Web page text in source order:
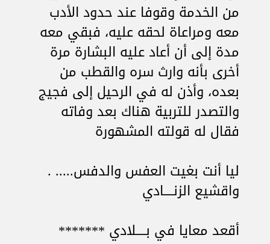
من الخدمة وقوفا عند حدود الأدب
معه ومراعاة لحقه عليه، فبقي معه
مدة إلى أن أعاد عليه البشارة مرة
أخرى بأنه وارث سره والقطب من
بعده، وأذن له في الرحيل إلى فجيج
والتصدر للتربية هناك بعد وفاته
فقال له قولته المشهورة
ليا أنت بغيت العفس والدفس..... .
واقشيع الزنــــادي
أقعد معايا في بــــلادي *******